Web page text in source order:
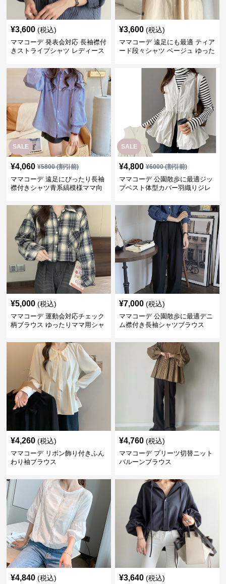
¥3,600 (税込)
ママコーデ 発表会対応 長袖襟付
きストライプシャツ レディース
¥3,600 (税込)
ママコーデ 遠足にも最適 ティア
ード段々シャツ ベージュ ゆった
SALE
¥4,060 ¥5800(割引前)
ママコーデ 遠足にぴったり長袖
襟付きシャツ青系縞模様ママ向
SALE
¥4,800 ¥6000(割引前)
ママコーデ 公園散歩に最適ジッ
プベスト体型カバー羽織りジレ
¥5,000 (税込)
ママコーデ 運動会対応チェック
柄ブラウス ゆったりママ用シャ
¥7,000 (税込)
ママコーデ 公園散歩に最適デニ
ム襟付き長袖シャツブラウス
¥4,260 (税込)
ママコーデ リボン飾り付きふん
わり袖ブラウス
¥4,760 (税込)
ママコーデ プリーツ切替ニット
バルーンブラウス
¥4,840 (税込) ¥3,640 (税込)